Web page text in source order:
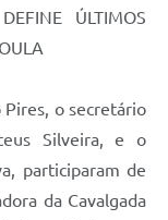
ÚLTIMOS
o secretário
Silveira, e o
participaram de
da Cavalgada